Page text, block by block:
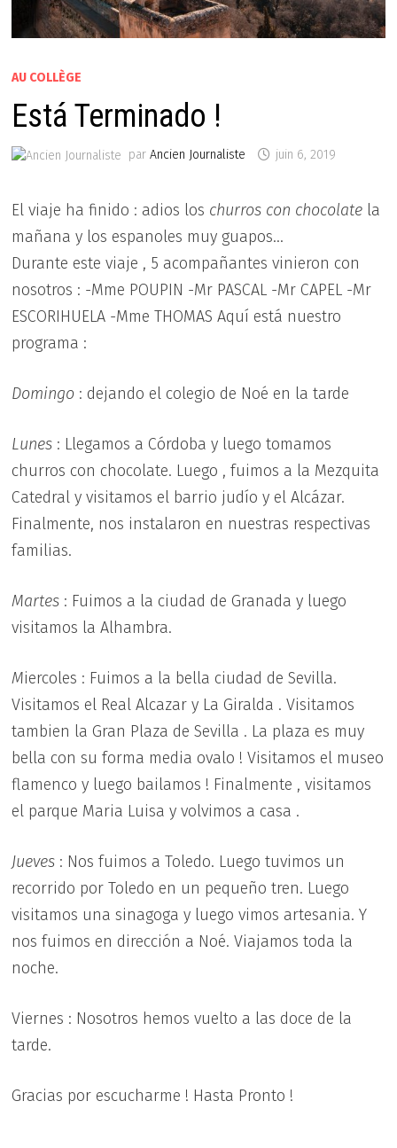
AU COLLÈGE
Está Terminado !
parAncien Journaliste juin 6, 2019
El viaje ha finido : adios los churros con chocolate la
mañana y los espanoles muy guapos…
Durante este viaje , 5 acompañantes vinieron con
nosotros : -Mme POUPIN -Mr PASCAL -Mr CAPEL -Mr
ESCORIHUELA -Mme THOMAS Aquí está nuestro
programa :
Domingo : dejando el colegio de Noé en la tarde
Lunes : Llegamos a Córdoba y luego tomamos
churros con chocolate. Luego , fuimos a la Mezquita
Catedral y visitamos el barrio judío y el Alcázar.
Finalmente, nos instalaron en nuestras respectivas
familias.
Martes : Fuimos a la ciudad de Granada y luego
visitamos la Alhambra.
Miercoles : Fuimos a la bella ciudad de Sevilla.
Visitamos el Real Alcazar y La Giralda . Visitamos
tambien la Gran Plaza de Sevilla . La plaza es muy
bella con su forma media ovalo ! Visitamos el museo
flamenco y luego bailamos ! Finalmente , visitamos
el parque Maria Luisa y volvimos a casa .
Jueves : Nos fuimos a Toledo. Luego tuvimos un
recorrido por Toledo en un pequeño tren. Luego
visitamos una sinagoga y luego vimos artesania. Y
nos fuimos en dirección a Noé. Viajamos toda la
noche.
Viernes : Nosotros hemos vuelto a las doce de la
tarde.
Gracias por escucharme ! Hasta Pronto !